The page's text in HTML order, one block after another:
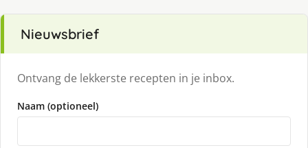
Nieuwsbrief
Ontvang de lekkerste recepten in je inbox.
Naam (optioneel)